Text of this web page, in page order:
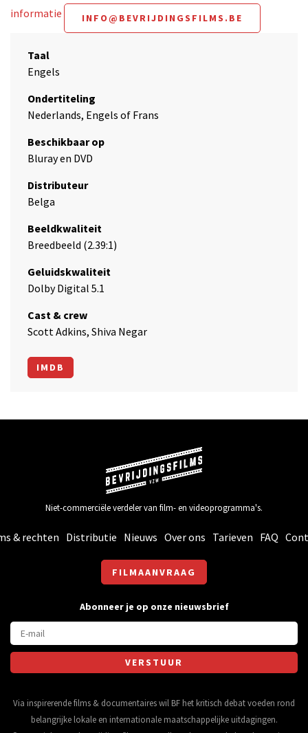
informatie
INFO@BEVRIJDINGSFILMS.BE
Taal
Engels
Ondertiteling
Nederlands, Engels of Frans
Beschikbaar op
Bluray en DVD
Distributeur
Belga
Beeldkwaliteit
Breedbeeld (2.39:1)
Geluidskwaliteit
Dolby Digital 5.1
Cast & crew
Scott Adkins, Shiva Negar
IMDB
Niet-commerciële verdeler van film- en videoprogramma's.
& rechten Distributie Nieuws Over ons Tarieven FAQ
FILMAANVRAAG
Abonneer je op onze nieuwsbrief
Via inspirerende films & documentaires wil BF het kritisch debat voeden rond
belangrijke lokale en internationale maatschappelijke uitdagingen.